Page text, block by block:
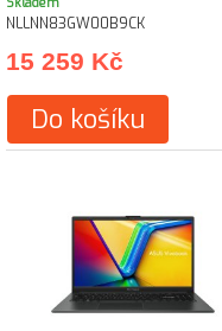
NLLNN83GW00B9CK
15 259 Kč
Do košíku